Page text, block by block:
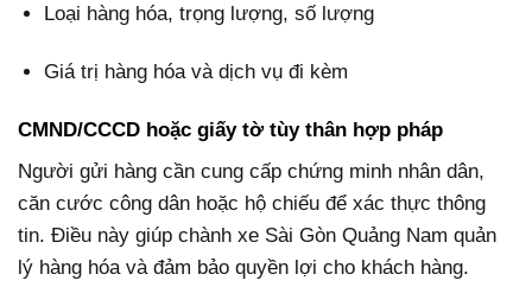
Loại hàng hóa, trọng lượng, số lượng
Giá trị hàng hóa và dịch vụ đi kèm
CMND/CCCD hoặc giấy tờ tùy thân hợp pháp
Người gửi hàng cần cung cấp chứng minh nhân dân,
căn cước công dân hoặc hộ chiếu để xác thực thông
tin. Điều này giúp chành xe Sài Gòn Quảng Nam quản
lý hàng hóa và đảm bảo quyền lợi cho khách hàng.